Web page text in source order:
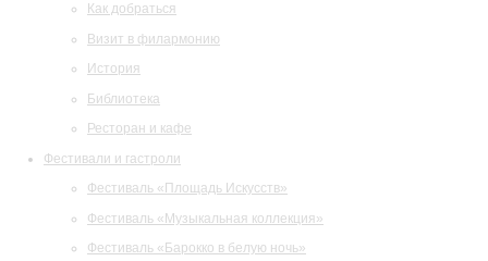
Как добраться
Визит в филармонию
История
Библиотека
Ресторан и кафе
Фестивали и гастроли
Фестиваль «Площадь Искусств»
Фестиваль «Музыкальная коллекция»
Фестиваль «Барокко в белую ночь»